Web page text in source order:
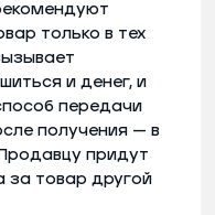
только в тех
и денег, и
передачи
получения — в
придут
за товар другой